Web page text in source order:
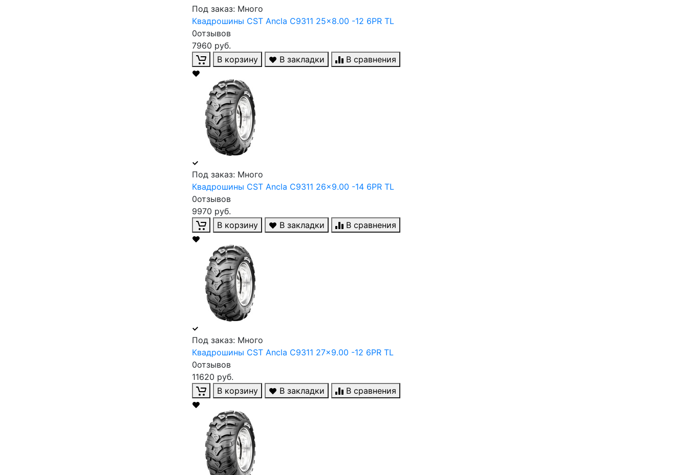
Под заказ: Много
Квадрошины CST Ancla C9311 25x8.00 -12 6PR TL
0отзывов
7960 руб.
В корзину
В закладки В сравнения
Под заказ: Много
Квадрошины CST Ancla C9311 26x9.00 -14 6PR TL
0отзывов
9970 руб.
В корзину
В закладки В сравнения
Под заказ: Много
Квадрошины CST Ancla C9311 27x9.00 -12 6PR TL
0отзывов
11620 руб.
В корзину
В закладки В сравнения